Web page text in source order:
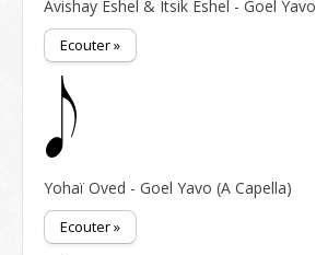
Avishay Eshel & Itsik Eshel - Goel Yavo
Ecouter »
Yohaï Oved - Goel Yavo (A Capella)
Ecouter »